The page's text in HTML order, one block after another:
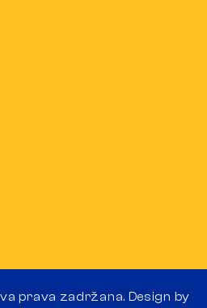
prava zadržana. Design by